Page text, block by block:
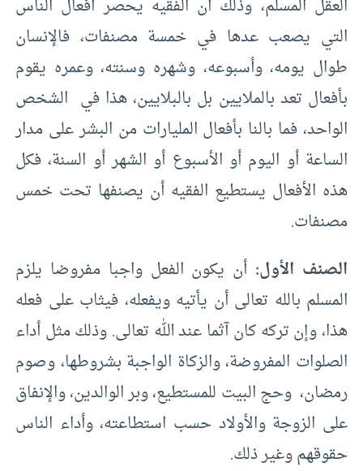
العقل المسلم، وذلك أن الفقيه يحصر أفعال الناس
التي يصعب عدها في خمسة مصنفات، فالإنسان
طوال يومه، وأسبوعه، وشهره وسنته، وعمره يقوم
بأفعال تعد بالملايين بل بالبلايين، هذا في الشخص
الواحد، فما بالنا بأفعال المليارات من البشر على مدار
الساعة أو اليوم أو الأسبوع أو الشهر أو السنة، فكل
هذه الأفعال يستطيع الفقيه أن يصنفها تحت خمس
مصنفات.
الصنف الأول: أن يكون الفعل واجبا مفروضا يلزم
المسلم بالله تعالى أن يأتيه ويفعله، فيثاب على فعله
هذا، وإن تركه كان آثما عند الله تعالى. وذلك مثل أداء
الصلوات المفروضة، والزكاة الواجبة بشروطها، وصوم
رمضان، وحج البيت للمستطيع، وبر الوالدين، والإنفاق
على الزوجة والأولاد حسب استطاعته، وأداء الناس
حقوقهم وغير ذلك.